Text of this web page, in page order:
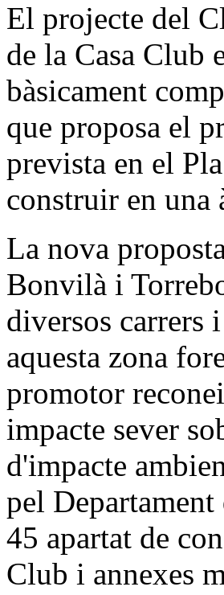
El projecte del
de la Casa Club
bàsicament
que proposa el
prevista en el
construir en una
La nova
Bonvilà i
diversos carrers
aquesta zona
promotor
impacte sever
d'impacte
pel
45 apartat de
Club i annexes